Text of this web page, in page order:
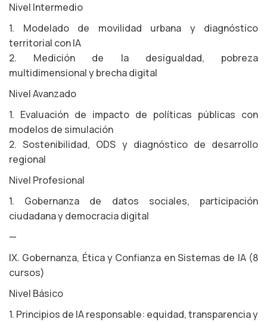
Nivel Intermedio
1. Modelado de movilidad urbana y diagnóstico
territorial con IA
2. Medición de la desigualdad, pobreza
multidimensional y brecha digital
Nivel Avanzado
1. Evaluación de impacto de políticas públicas con
modelos de simulación
2. Sostenibilidad, ODS y diagnóstico de desarrollo
regional
Nivel Profesional
1. Gobernanza de datos sociales, participación
ciudadana y democracia digital
—
IX. Gobernanza, Ética y Confianza en Sistemas de IA (8
cursos)
Nivel Básico
1. Principios de IA responsable: equidad, transparencia y